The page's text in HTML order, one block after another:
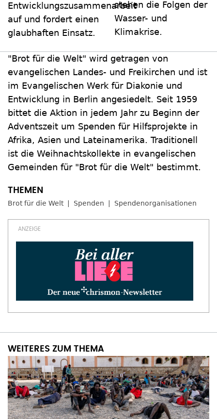
Entwicklungszusammenarbeit
auf und fordert einen
glaubhaften Einsatz.
stehen die Folgen der
Wasser- und
Klimakrise.
"Brot für die Welt" wird getragen von
evangelischen Landes- und Freikirchen und ist
im Evangelischen Werk für Diakonie und
Entwicklung in Berlin angesiedelt. Seit 1959
bittet die Aktion in jedem Jahr zu Beginn der
Adventszeit um Spenden für Hilfsprojekte in
Afrika, Asien und Lateinamerika. Traditionell
ist die Weihnachtskollekte in evangelischen
Gemeinden für "Brot für die Welt" bestimmt.
Brot für die Welt Spenden Spendenorganisationen
WEITERES ZUM THEMA